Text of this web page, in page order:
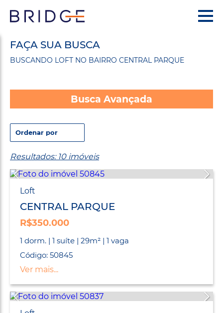
FAÇA SUA BUSCA
BUSCANDO LOFT NO BAIRRO CENTRAL PARQUE
Busca Avançada
Resultados: 10 imóveis
Loft
CENTRAL PARQUE
R$350.000
1 dorm. | 1 suíte | 29m² | 1 vaga
Código: 50845
Ver mais...